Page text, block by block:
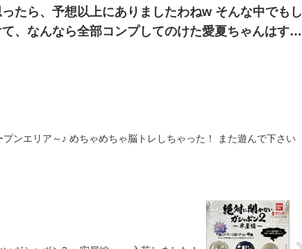
たら、予想以上にありましたわねw そんな中でもし
、なんなら全部コンプしてのけた愛夏ちゃんはすご
ンエリア～♪ めちゃめちゃ脳トレしちゃった！ また遊んで下さい